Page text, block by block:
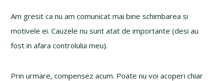
Am gresit ca nu am comunicat mai bine schimbarea si
motivele ei. Cauzele nu sunt atat de importante (desi au
fost in afara controlului meu).
Prin urmare, compensez acum. Poate nu voi acoperi chiar